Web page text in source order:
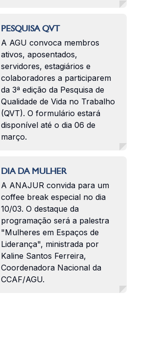
PESQUISA QVT
A AGU convoca membros
ativos, aposentados,
servidores, estagiários e
colaboradores a participarem
da 3ª edição da Pesquisa de
Qualidade de Vida no Trabalho
(QVT). O formulário estará
disponível até o dia 06 de
março.
DIA DA MULHER
A ANAJUR convida para um
coffee break especial no dia
10/03. O destaque da
programação será a palestra
"Mulheres em Espaços de
Liderança", ministrada por
Kaline Santos Ferreira,
Coordenadora Nacional da
CCAF/AGU.